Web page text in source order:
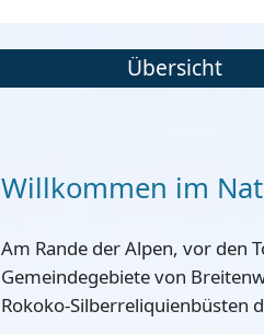
Übersicht
Willkommen im
Am Rande der Alpen, vor den
Gemeindegebiete von
Rokoko-Silberreliquienbüsten